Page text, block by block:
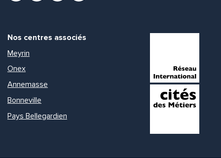
Nos centres associés
Meyrin
Onex
Annemasse
Bonneville
Pays Bellegardien